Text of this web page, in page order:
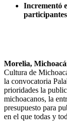
⁠Incrementó
Morelia,
Cultura de
la convocatoria
prioridades la
michoacanos, la
presupuesto para
en el que todas y